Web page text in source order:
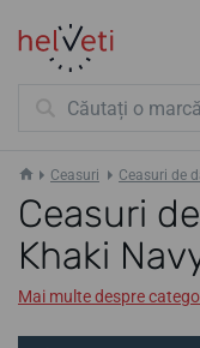
Ceasuri Ceasuri de
Ceasuri
Khaki
Mai multe despre